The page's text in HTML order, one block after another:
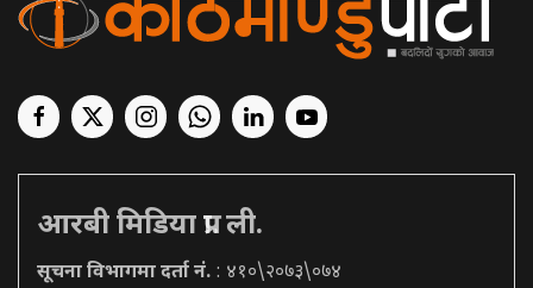
आरबी मिडिया प्रा. ली.
सूचना विभागमा दर्ता नं. : ४१०\२०७३\०७४